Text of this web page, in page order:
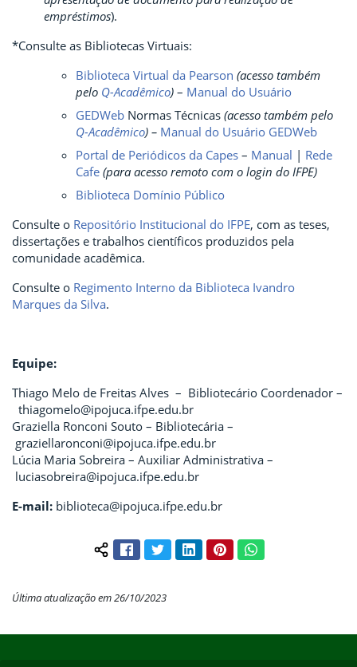
empréstimos).
*Consulte as Bibliotecas Virtuais:
Biblioteca Virtual da Pearson (acesso também
pelo Q-Acadêmico) – Manual do Usuário
GEDWeb Normas Técnicas (acesso também pelo
Q-Acadêmico) – Manual do Usuário GEDWeb
Portal de Periódicos da Capes – Manual | Rede
Cafe (para acesso remoto com o login do IFPE)
Biblioteca Domínio Público
Consulte o Repositório Institucional do IFPE, com as teses,
dissertações e trabalhos científicos produzidos pela
comunidade acadêmica.
Consulte o Regimento Interno da Biblioteca Ivandro
Marques da Silva.
Equipe:
Thiago Melo de Freitas Alves – Bibliotecário Coordenador –
thiagomelo@ipojuca.ifpe.edu.br
Graziella Ronconi Souto – Bibliotecária –
graziellaronconi@ipojuca.ifpe.edu.br
Lúcia Maria Sobreira – Auxiliar Administrativa –
luciasobreira@ipojuca.ifpe.edu.br
E-mail: biblioteca@ipojuca.ifpe.edu.br
Compartilhar conteúdo:
FacebookTwitterLinkedInPinterestWhatsApp
Última atualização em 26/10/2023